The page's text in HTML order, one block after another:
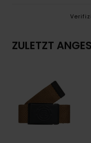
ZULETZT